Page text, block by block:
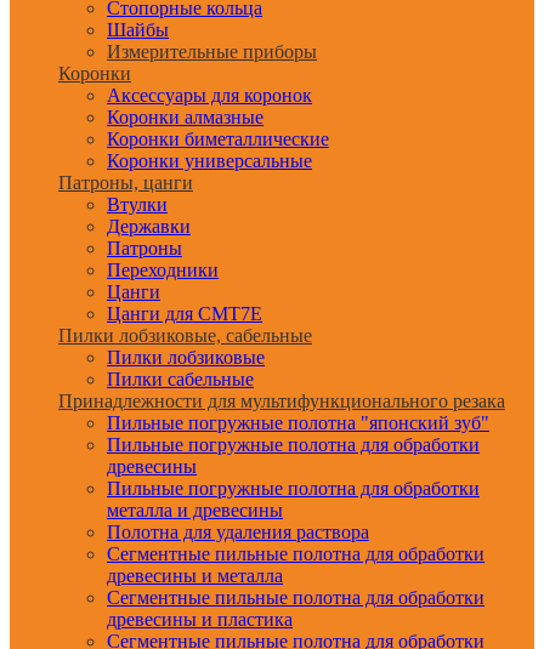
Стопорные кольца
Шайбы
Измерительные приборы
Коронки
Аксессуары для коронок
Коронки алмазные
Коронки биметаллические
Коронки универсальные
Патроны, цанги
Втулки
Державки
Патроны
Переходники
Цанги
Цанги для CMT7E
Пилки лобзиковые, сабельные
Пилки лобзиковые
Пилки сабельные
Принадлежности для мультифункционального резака
Пильные погружные полотна "японский зуб"
Пильные погружные полотна для обработки
древесины
Пильные погружные полотна для обработки
металла и древесины
Полотна для удаления раствора
Сегментные пильные полотна для обработки
древесины и металла
Сегментные пильные полотна для обработки
древесины и пластика
Сегментные пильные полотна для обработки